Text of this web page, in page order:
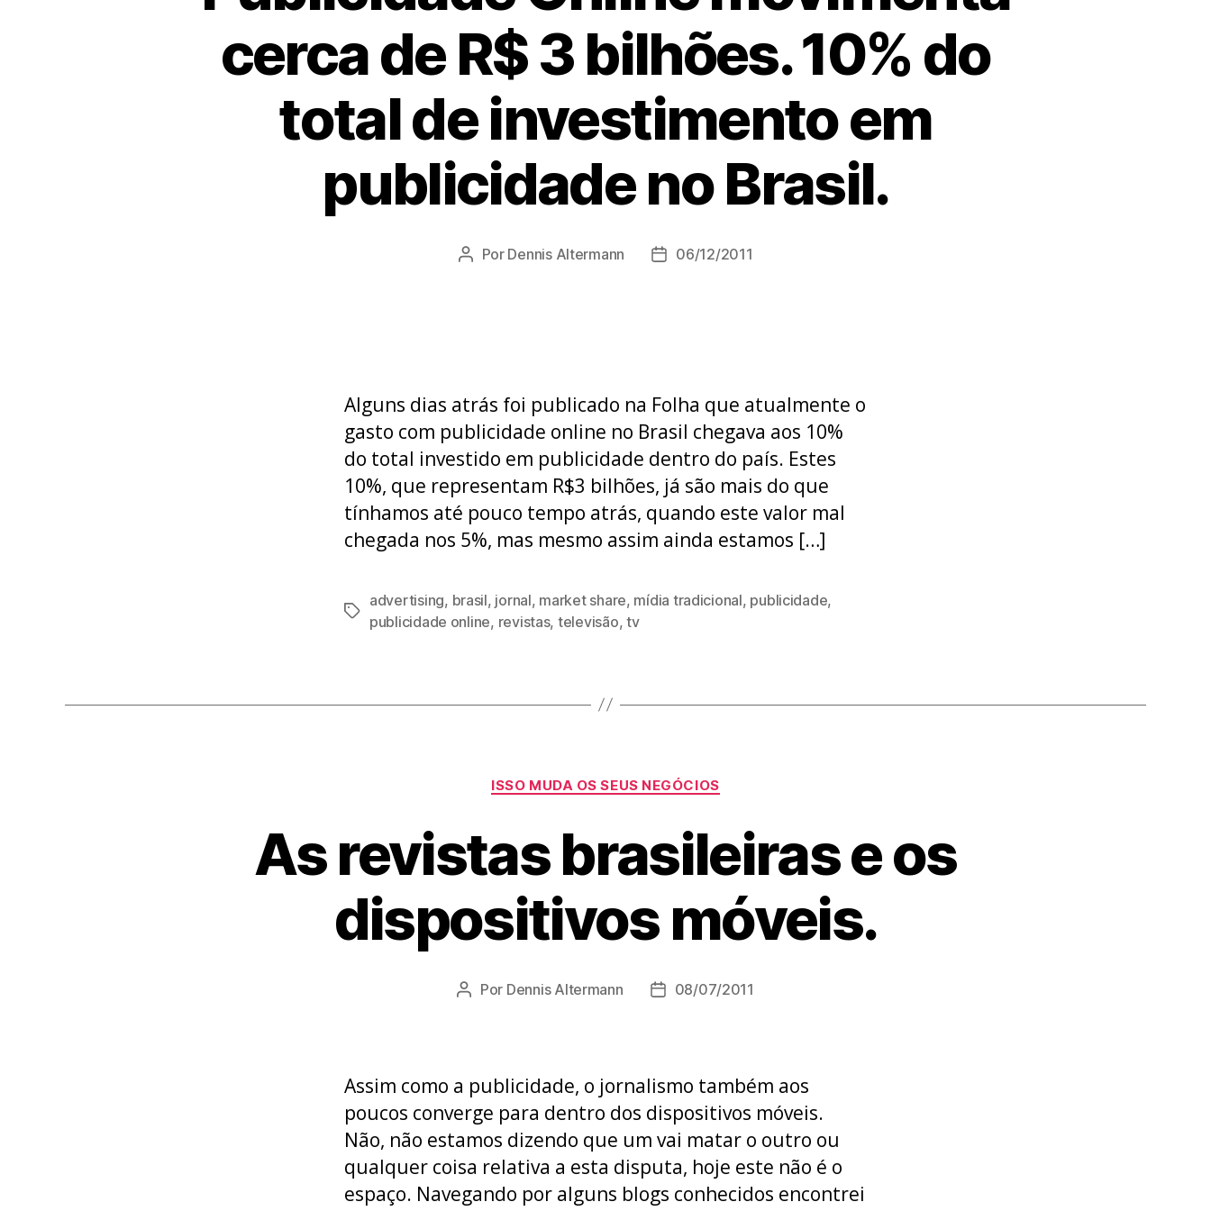
cerca de R$ 3 bilhões. 10% do
total de investimento em
publicidade no Brasil.
Autor
Por Dennis Altermann
Data06/12/2011
Alguns dias atrás foi publicado na Folha que atualmente o
gasto com publicidade online no Brasil chegava aos 10%
do total investido em publicidade dentro do país. Estes
10%, que representam R$3 bilhões, já são mais do que
tínhamos até pouco tempo atrás, quando este valor mal
chegada nos 5%, mas mesmo assim ainda estamos […]
Tags
advertising, brasil, jornal, market share, mídia tradicional, publicidade,
publicidade online, revistas, televisão, tv
Categorias
ISSO MUDA OS SEUS NEGÓCIOS
As revistas brasileiras e os
dispositivos móveis.
Autor
Por Dennis Altermann
Data08/07/2011
Assim como a publicidade, o jornalismo também aos
poucos converge para dentro dos dispositivos móveis.
Não, não estamos dizendo que um vai matar o outro ou
qualquer coisa relativa a esta disputa, hoje este não é o
espaço. Navegando por alguns blogs conhecidos encontrei